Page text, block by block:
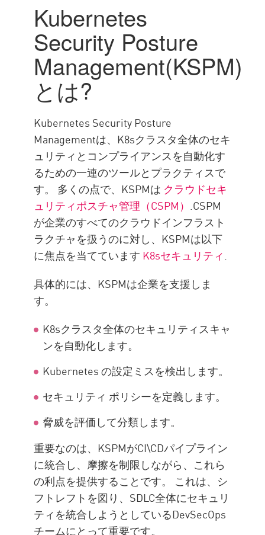
それはどのように機能します
か
企業情報
KSPM With Check Point
Kubernetes
Security Posture
Management(KSPM)
とは?
Kubernetes Security Posture
Managementは、K8sクラスタ全体のセキ
ュリティとコンプライアンスを自動化す
るための一連のツールとプラクティスで
す。 多くの点で、KSPMは クラウドセキ
ュリティポスチャ管理（CSPM） .CSPM
が企業のすべてのクラウドインフラスト
ラクチャを扱うのに対し、KSPMは以下
に焦点を当てています K8sセキュリティ.
具体的には、KSPMは企業を支援しま
す。
K8sクラスタ全体のセキュリティスキャ
ンを自動化します。
Kubernetes の設定ミスを検出します。
セキュリティ ポリシーを定義します。
脅威を評価して分類します。
重要なのは、KSPMがCI\CDパイプライン
に統合し、摩擦を制限しながら、これら
の利点を提供することです。 これは、シ
フトレフトを図り、SDLC全体にセキュリ
ティを統合しようとしているDevSecOps
チームにとって重要です。